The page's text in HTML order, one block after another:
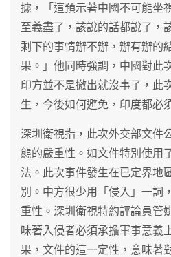
據，「這預示著中國不可能坐
至義盡了，該說的話都說了，
剩下的事情辦不辦，辦有辦的
果。」他同時強調，中國對此
印方並不是撤出就沒事了，此
生，今後如何避免，印度都必
深圳衛視指，此次外交部文件
態的嚴重性。如文件特別使用
法。此次事件發生在已定界地
別。中方很少用「侵入」一詞
重性。深圳衛視特約評論員管
味著入侵者必須承擔軍事意義
果，文件的這一定性，意味著